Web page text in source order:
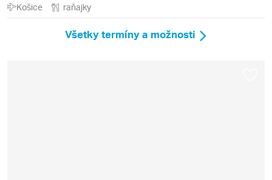
Košice raňajky
Všetky termíny a možnosti